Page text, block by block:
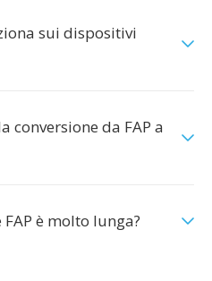
sui dispositivi
conversione da FAP a
è molto lunga?